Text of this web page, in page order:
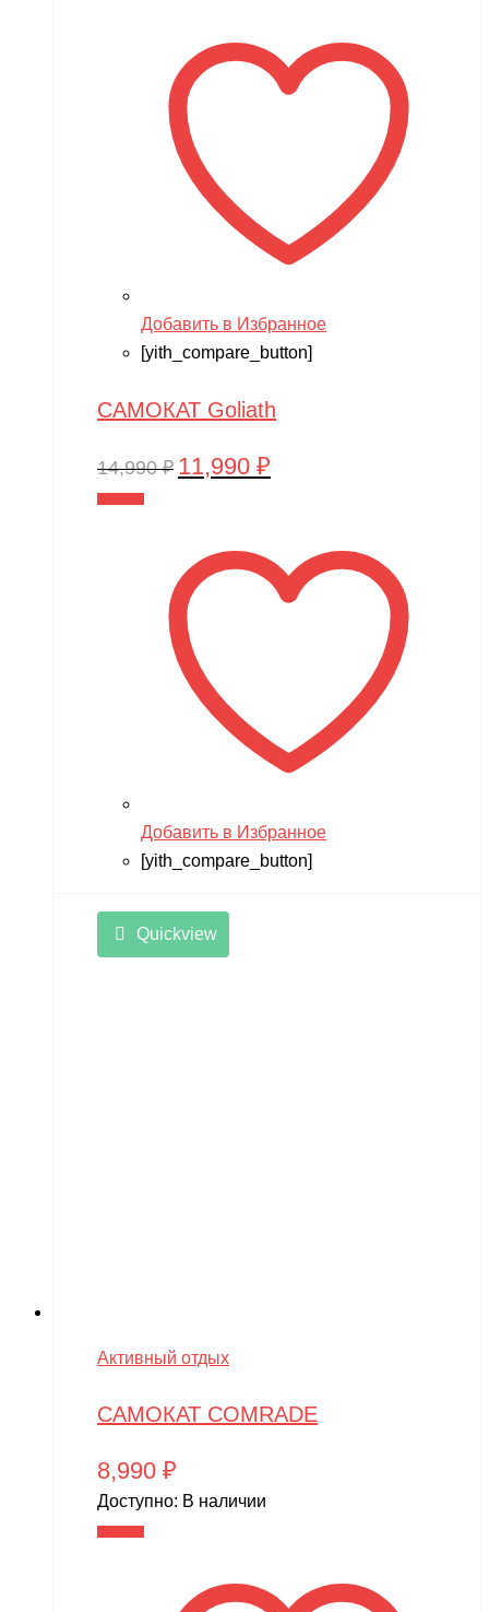
Добавить в Избранное
[yith_compare_button]
САМОКАТ Goliath
14,990₽ Первоначальная
14,990 ₽.
11,990 ₽
Добавить в Избранное
[yith_compare_button]
Quickview
Активный отдых
САМОКАТ COMRADE
8,990 ₽
Доступно: В наличии